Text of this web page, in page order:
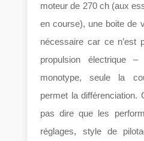
moteur de 270 ch (aux
en course), une boite de
nécessaire car ce n’est
propulsion électrique
monotype, seule la
permet la différenciation.
pas dire que les
réglages, style de